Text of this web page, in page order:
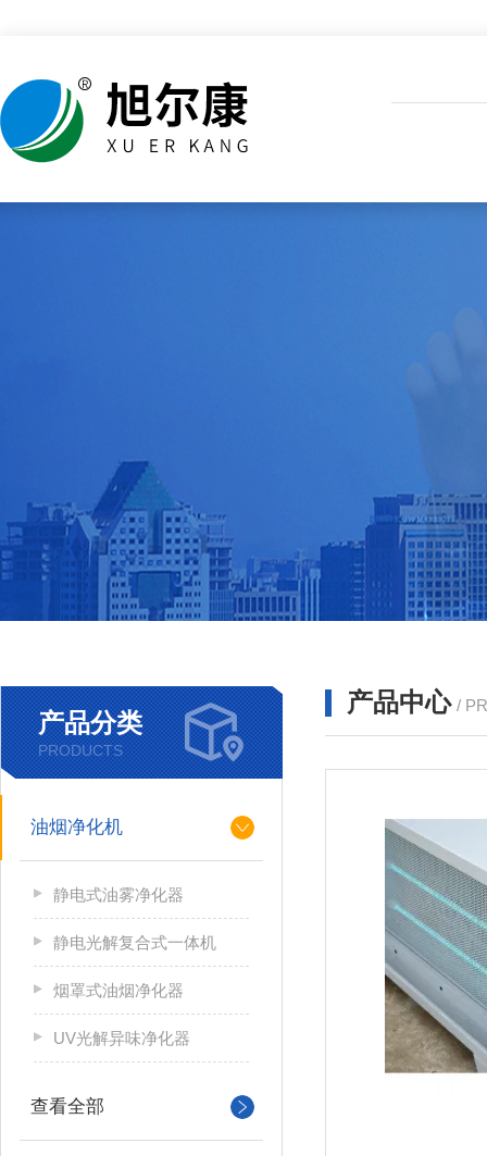
产品分类
PRODUCTS
油烟净化机
静电式油雾净化器
静电光解复合式一体机
烟罩式油烟净化器
UV光解异味净化器
查看全部
产品中心 /